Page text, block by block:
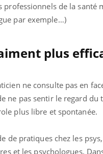
de la
par exemple…)
plus
ne consulte pas en
ne pas sentir le regard
plus libre et spontanée.
de pratiques chez les
et les psychologues.
Toujours connectés
comment le travail
empiète de plus en
Cancer colorectal :
stratégie simple